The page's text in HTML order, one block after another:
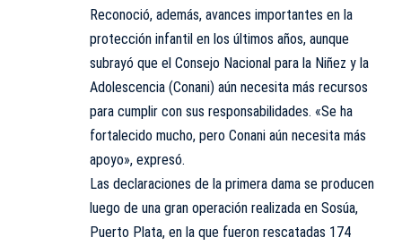
Reconoció, además, avances importantes en la
protección infantil en los últimos años, aunque
subrayó que el Consejo Nacional para la Niñez y la
Adolescencia (Conani) aún necesita más recursos
para cumplir con sus responsabilidades. «Se ha
fortalecido mucho, pero Conani aún necesita más
apoyo», expresó.
Las declaraciones de la primera dama se producen
luego de una gran operación realizada en Sosúa,
Puerto Plata, en la que fueron rescatadas 174